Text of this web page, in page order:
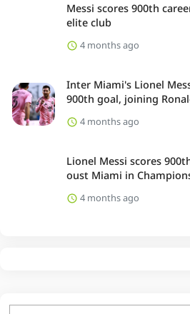
Messi scores 900th
elite club
4 months ago
Inter Miami's Lionel
900th goal, joining
4 months ago
Lionel Messi scores
oust Miami in
4 months ago